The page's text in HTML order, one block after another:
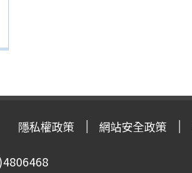
隱私權政策 網站安全政策